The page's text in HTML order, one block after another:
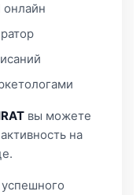
онлайн
вы можете
на